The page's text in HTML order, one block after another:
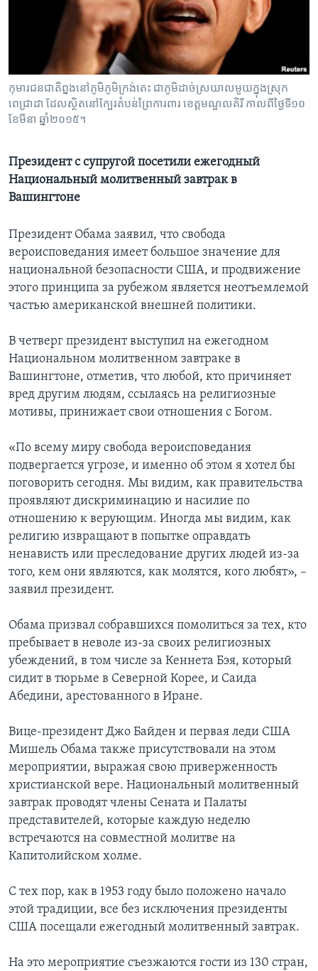
Learning English
СОЦИАЛЬНЫЕ СЕТИ
Языки
កុមារ​ជន​ជាតិ​ព្នង​នៅ​ភូមិ​​ភូមិ​ក្រង់​តេះ​​ ជា​ភូមិ​ដាច់​ស្រយាល​មួយ​ក្នុង​ស្រុក​
ពេជ្រាដា​ ដែល​ស្ថិត​នៅ​ក្បែរ​តំបន់​ព្រៃ​ការពារ​​ ខេត្តមណ្ឌល​គិរី​ កាល​ពី​ថ្ងៃ​ទី​១០
ខែ​មីនា ឆ្នាំ​២០១៥។
Президент с супругой посетили ежегодный
Национальный молитвенный завтрак в
Вашингтоне
Президент Обама заявил, что свобода
вероисповедания имеет большое значение для
национальной безопасности США, и продвижение
этого принципа за рубежом является неотъемлемой
частью американской внешней политики.
В четверг президент выступил на ежегодном
Национальном молитвенном завтраке в
Вашингтоне, отметив, что любой, кто причиняет
вред другим людям, ссылаясь на религиозные
мотивы, принижает свои отношения с Богом.
«По всему миру свобода вероисповедания
подвергается угрозе, и именно об этом я хотел бы
поговорить сегодня. Мы видим, как правительства
проявляют дискриминацию и насилие по
отношению к верующим. Иногда мы видим, как
религию извращают в попытке оправдать
ненависть или преследование других людей из-за
того, кем они являются, как молятся, кого любят», –
заявил президент.
Обама призвал собравшихся помолиться за тех, кто
пребывает в неволе из-за своих религиозных
убеждений, в том числе за Кеннета Бэя, который
сидит в тюрьме в Северной Корее, и Саида
Абедини, арестованного в Иране.
Вице-президент Джо Байден и первая леди США
Мишель Обама также присутствовали на этом
мероприятии, выражая свою приверженность
христианской вере. Национальный молитвенный
завтрак проводят члены Сената и Палаты
представителей, которые каждую неделю
встречаются на совместной молитве на
Капитолийском холме.
С тех пор, как в 1953 году было положено начало
этой традиции, все без исключения президенты
США посещали ежегодный молитвенный завтрак.
На это мероприятие съезжаются гости из 130 стран,